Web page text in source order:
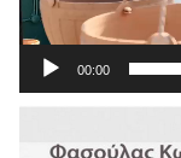
00:00